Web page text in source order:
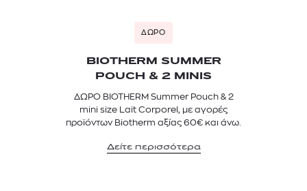
ΔΩΡΟ
BIOTHERM SUMMER
POUCH & 2 MINIS
ΔΩΡΟ BIOTHERM Summer Pouch & 2
mini size Lait Corporel, με αγορές
προϊόντων Biotherm αξίας 60€ και άνω.
Δείτε περισσότερα